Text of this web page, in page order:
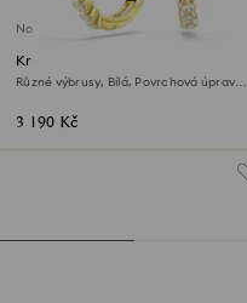
Novinka
Kruhové náušnice Mesmera
Různé výbrusy, Bílá, Povrchová úprava z
3 190 Kč